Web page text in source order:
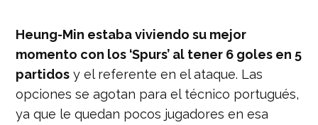
Heung-Min estaba viviendo su mejor
momento con los ‘Spurs’ al tener 6 goles en 5
partidos y el referente en el ataque. Las
opciones se agotan para el técnico portugués,
ya que le quedan pocos jugadores en esa